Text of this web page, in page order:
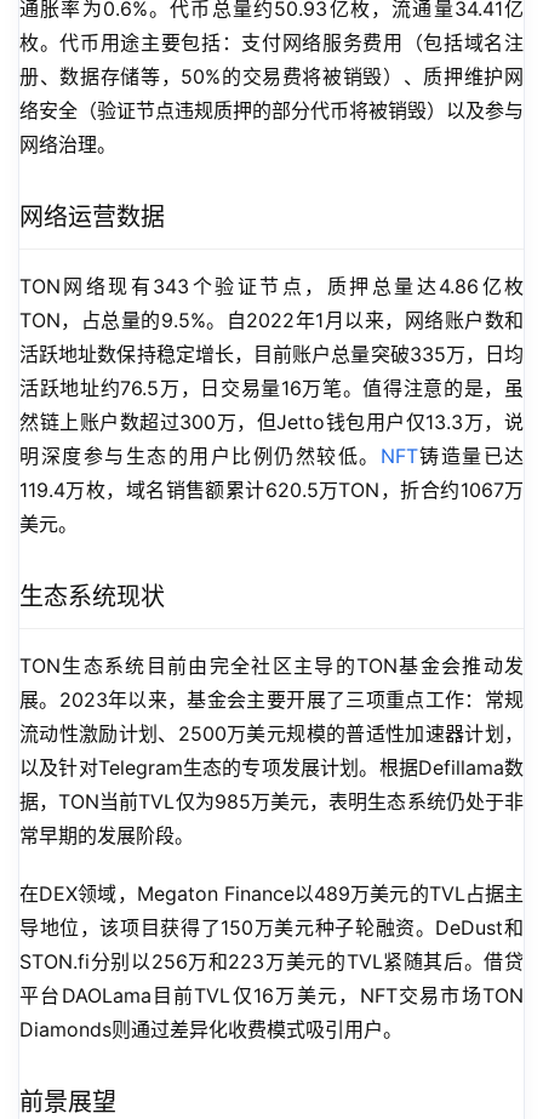
通胀率为0.6%。代币总量约50.93亿枚，流通量34.41亿
枚。代币用途主要包括：支付网络服务费用（包括域名注
册、数据存储等，50%的交易费将被销毁）、质押维护网
络安全（验证节点违规质押的部分代币将被销毁）以及参与
网络治理。
网络运营数据
TON网络现有343个验证节点，质押总量达4.86亿枚
TON，占总量的9.5%。自2022年1月以来，网络账户数和
活跃地址数保持稳定增长，目前账户总量突破335万，日均
活跃地址约76.5万，日交易量16万笔。值得注意的是，虽
然链上账户数超过300万，但Jetto钱包用户仅13.3万，说
明深度参与生态的用户比例仍然较低。 NFT铸造量已达
119.4万枚，域名销售额累计620.5万TON，折合约1067万
美元。
生态系统现状
TON生态系统目前由完全社区主导的TON基金会推动发
展。2023年以来，基金会主要开展了三项重点工作：常规
流动性激励计划、2500万美元规模的普适性加速器计划，
以及针对Telegram生态的专项发展计划。根据Defillama数
据，TON当前TVL仅为985万美元，表明生态系统仍处于非
常早期的发展阶段。
在DEX领域，Megaton Finance以489万美元的TVL占据主
导地位，该项目获得了150万美元种子轮融资。DeDust和
STON.fi分别以256万和223万美元的TVL紧随其后。借贷
平台DAOLama目前TVL仅16万美元，NFT交易市场TON
Diamonds则通过差异化收费模式吸引用户。
前景展望